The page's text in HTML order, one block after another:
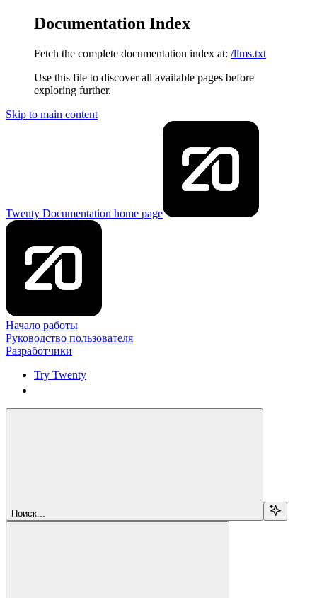
Documentation Index
Fetch the complete documentation index at: /llms.txt
Use this file to discover all available pages before
exploring further.
Skip to main content
Twenty Documentation home page
Начало работы
Руководство пользователя
Разработчики
Try Twenty
Поиск...